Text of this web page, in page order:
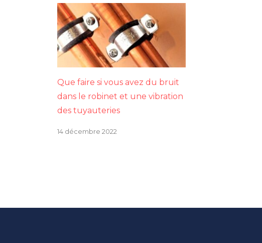
Que faire si vous avez du bruit
dans le robinet et une vibration
des tuyauteries
14 décembre 2022